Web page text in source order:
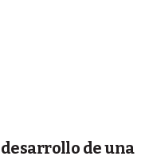
de una